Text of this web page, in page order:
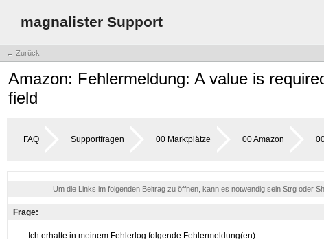
magnalister Support
← Zurück
Amazon: Fehlermeldung: A value is
field
FAQ Supportfragen 00 Marktplätze 00 Amazon
Um die Links im folgenden Beitrag zu öffnen, kann es notwendig sein Strg oder
Frage: